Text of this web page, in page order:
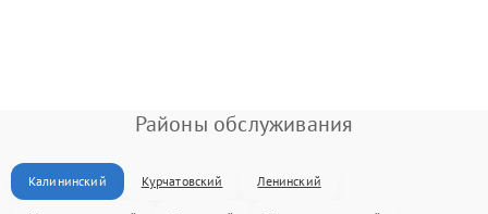
Районы обслуживания
Калининский Курчатовский Ленинский